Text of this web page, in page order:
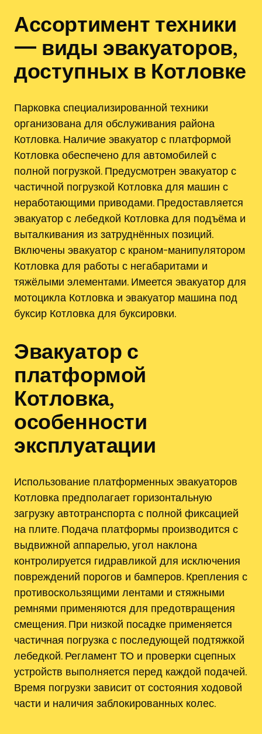
Ассортимент техники
— виды эвакуаторов,
доступных в Котловке
Парковка специализированной техники
организована для обслуживания района
Котловка. Наличие эвакуатор с платформой
Котловка обеспечено для автомобилей с
полной погрузкой. Предусмотрен эвакуатор с
частичной погрузкой Котловка для машин с
неработающими приводами. Предоставляется
эвакуатор с лебедкой Котловка для подъёма и
выталкивания из затруднённых позиций.
Включены эвакуатор с краном-манипулятором
Котловка для работы с негабаритами и
тяжёлыми элементами. Имеется эвакуатор для
мотоцикла Котловка и эвакуатор машина под
буксир Котловка для буксировки.
Эвакуатор с
платформой
Котловка,
особенности
эксплуатации
Использование платформенных эвакуаторов
Котловка предполагает горизонтальную
загрузку автотранспорта с полной фиксацией
на плите. Подача платформы производится с
выдвижной аппарелью, угол наклона
контролируется гидравликой для исключения
повреждений порогов и бамперов. Крепления с
противоскользящими лентами и стяжными
ремнями применяются для предотвращения
смещения. При низкой посадке применяется
частичная погрузка с последующей подтяжкой
лебедкой. Регламент ТО и проверки сцепных
устройств выполняется перед каждой подачей.
Время погрузки зависит от состояния ходовой
части и наличия заблокированных колес.